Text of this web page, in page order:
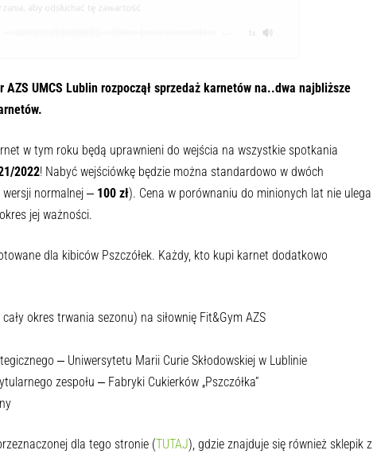
-:--
AZS UMCS Lublin rozpoczął sprzedaż karnetów na..dwa najbliższe
w tym roku będą uprawnieni do wejścia na wszystkie spotkania
2022! Nabyć wejściówkę będzie można standardowo w dwóch
normalnej ‒ 100 zł). Cena w porównaniu do minionych lat nie ulega
jej ważności.
dla kibiców Pszczółek. Każdy, kto kupi karnet dodatkowo
okres trwania sezonu) na siłownię Fit&Gym AZS
‒ Uniwersytetu Marii Curie Skłodowskiej w Lublinie
zespołu ‒ Fabryki Cukierków „Pszczółka”
dla tego stronie ( TUTAJ), gdzie znajduje się również sklepik z